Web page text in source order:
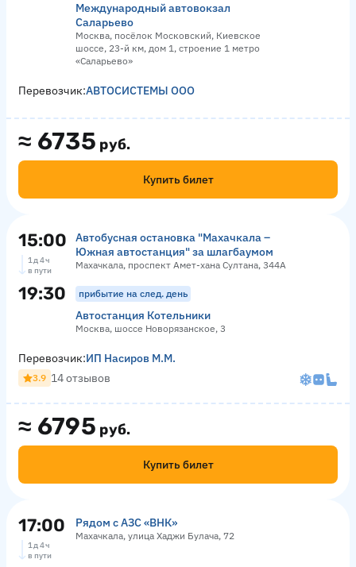
Международный автовокзал
Саларьево
Москва, посёлок Московский, Киевское
шоссе, 23-й км, дом 1, строение 1 метро
«Саларьево»
≈ 6735 руб.
Купить билет
Перевозчик:АВТОСИСТЕМЫ ООО
15:00
Автобусная остановка "Махачкала –
Южная автостанция" за шлагбаумом
Махачкала, проспект Амет-хана Султана, 344А
1 д 4 ч
в пути
19:30 прибытие на след. день
Автостанция Котельники
Москва, шоссе Новорязанское, 3
≈ 6795 руб.
Купить билет
Перевозчик:ИП Насиров М.М.
3.9 14 отзывов
17:00 Рядом с АЗС «ВНК»
Махачкала, улица Хаджи Булача, 72
1 д 4 ч
в пути